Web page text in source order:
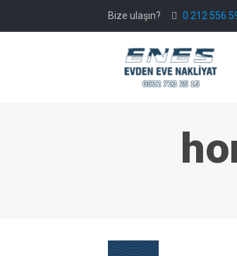
Bize ulaşın? 0 212 556